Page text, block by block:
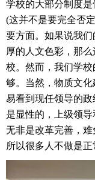
学校的大部分制度
(这并不是要完全否
要方面。如果说我
厚的人文色彩，那
校。然而，我们学
够。当然，物质文
易看到现任领导的
是显性的，上级领
无非是改革完善，难
所以很多人不做是正